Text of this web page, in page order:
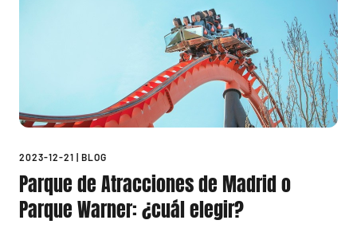
2023-12-21 | BLOG
Parque de Atracciones de Madrid o
Parque Warner: ¿cuál elegir?